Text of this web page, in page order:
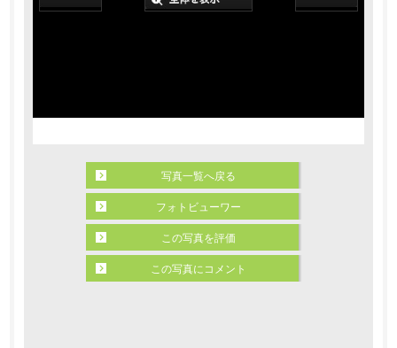
写真一覧へ戻る
フォトビューワー
この写真を評価
この写真にコメント